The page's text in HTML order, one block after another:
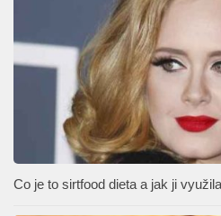
Co je to sirtfood dieta a jak ji